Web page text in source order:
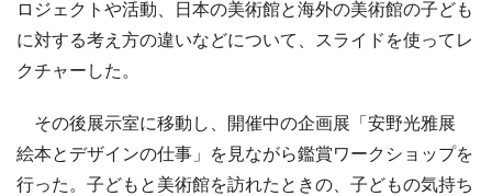
ロジェクトや活動、日本の美術館と海外の美術館の子ども
に対する考え方の違いなどについて、スライドを使ってレ
クチャーした。
その後展示室に移動し、開催中の企画展「安野光雅展
絵本とデザインの仕事」を見ながら鑑賞ワークショップを
行った。子どもと美術館を訪れたときの、子どもの気持ち